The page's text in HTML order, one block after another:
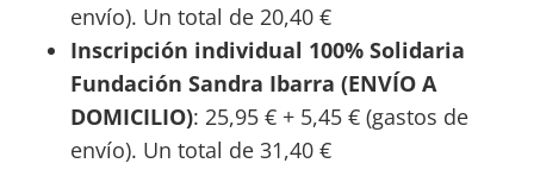
envío). Un total de 20,40 €
Inscripción individual 100% Solidaria
Fundación Sandra Ibarra (ENVÍO A
DOMICILIO): 25,95 € + 5,45 € (gastos de
envío). Un total de 31,40 €